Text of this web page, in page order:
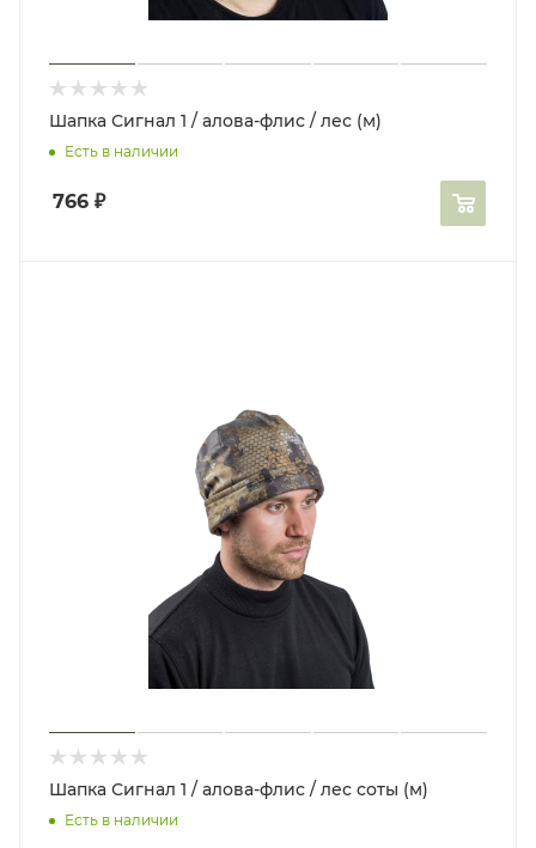
Шапка Сигнал 1 / алова-флис / лес (м)
Есть в наличии
766 ₽
Шапка Сигнал 1 / алова-флис / лес соты (м)
Есть в наличии